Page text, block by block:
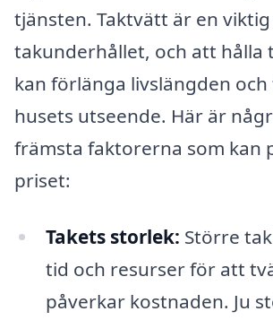
tjänsten. Taktvätt är en
takunderhållet, och att hålla
kan förlänga livslängden
husets utseende. Här är
främsta faktorerna som kan
priset:
Takets storlek: Större
tid och resurser för att
påverkar kostnaden. Ju